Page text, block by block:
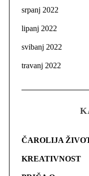
srpanj 2022
lipanj 2022
svibanj 2022
travanj 2022
ČAROLIJA
KREATIVNOST